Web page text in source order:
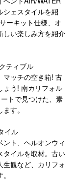
シェスタイルを紹
ーキット仕様、オ
しい楽しみ方を紹介
ティブル
マッチの空き箱! 古
ょう! 南カリフォル
トで見つけた、素
す。
イル
ト、ヘルオンウィ
タイルを取材。古い
生観など、カリフォ